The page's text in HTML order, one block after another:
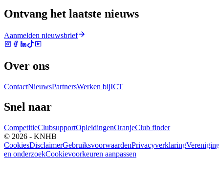
Ontvang het laatste nieuws
Aanmelden nieuwsbrief
Over ons
ContactNieuwsPartnersWerken bijICT
Snel naar
CompetitieClubsupportOpleidingenOranjeClub finder
© 2026 - KNHB
CookiesDisclaimerGebruiksvoorwaardenPrivacyverklaring
en onderzoekCookievoorkeuren aanpassen